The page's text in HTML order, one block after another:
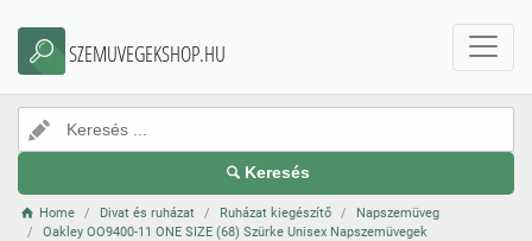
SZEMUVEGEKSHOP.HU
Keresés
Home Divat és ruházat Ruházat kiegészítő
Napszemüveg
Oakley OO9400-11 ONE SIZE (68) Szürke Unisex Napszemüvegek